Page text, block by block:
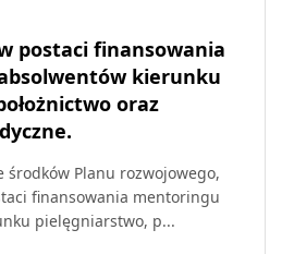
postaci finansowania
kierunku
oraz
środków Planu rozwojowego,
finansowania mentoringu
pielęgniarstwo, p...